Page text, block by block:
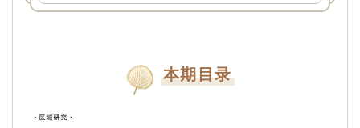
本期目录